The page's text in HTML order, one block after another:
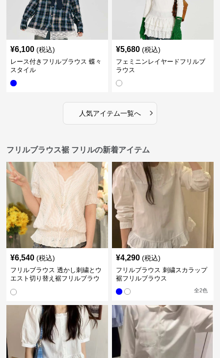
¥6,100 (税込)
レース付きフリルブラウス 蝶々
スタイル
¥5,680 (税込)
フェミニンレイヤードフリルブ
ラウス
人気アイテム一覧へ ›
フリルブラウス裾 フリルの新着アイテム
¥6,540 (税込)
フリルブラウス 透かし刺繍とウ
エスト切り替え裾フリルブラウ
¥4,290 (税込)
フリルブラウス 刺繍スカラップ
裾フリルブラウス
全2色